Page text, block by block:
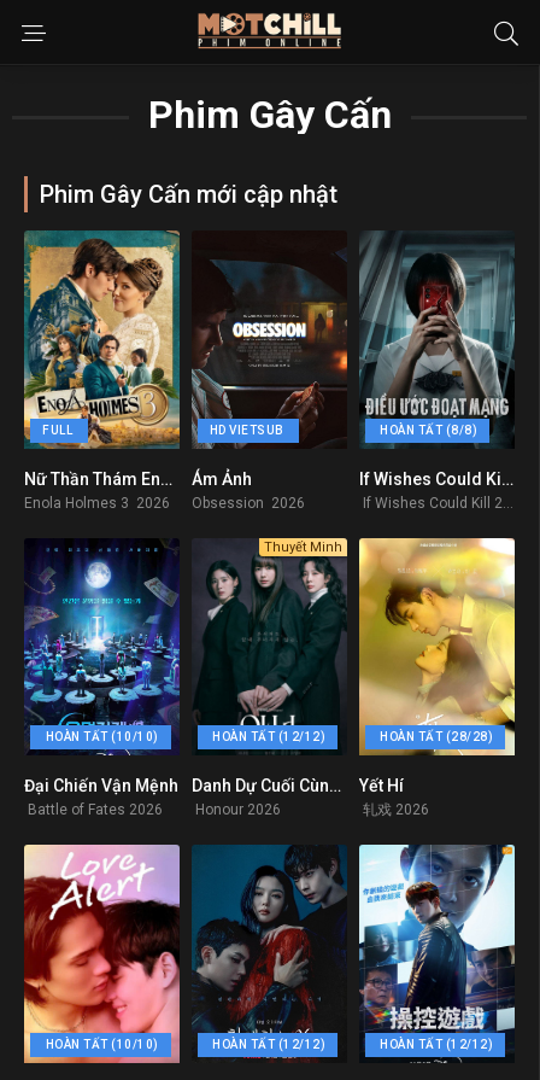
Phim Gây Cấn
Phim Gây Cấn mới cập nhật
FULL
7.4
Nữ Thần Thám Enola Holmes 3
Enola Holmes 3 2026
HD VIETSUB
Ám Ảnh
Obsession 2026
HOÀN TẤT (8/8)
0If Wishes Could Kill – Điều Ước Đoạt Mạng
HOÀN TẤT (10/10)
0
Đại Chiến Vận Mệnh
Battle of Fates 2026
HOÀN TẤT (12/12)
10
Thuyết Minh
Danh Dự Cuối Cùng (Honour)
Honour 2026
HOÀN TẤT (28/28)
Yết Hí
轧戏 2026
HOÀN TẤT (10/10) HOÀN TẤT (12/12) HOÀN TẤT (12/12)